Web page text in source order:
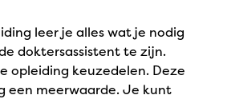
leer je alles wat je nodig
doktersassistent te zijn.
opleiding keuzedelen. Deze
een meerwaarde. Je kunt